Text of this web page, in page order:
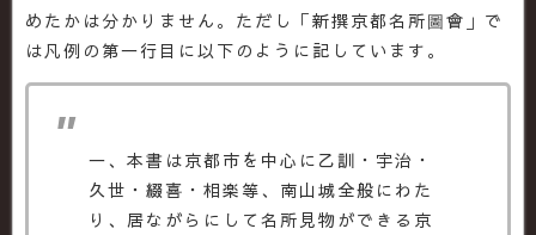
めたかは分かりません。ただし「新撰京都名所圖會」で
は凡例の第一行目に以下のように記しています。
一、本書は京都市を中心に乙訓・宇治・
久世・綴喜・相楽等、南山城全般にわた
り、居ながらにして名所見物ができる京